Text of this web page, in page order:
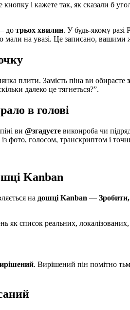
кнопку і кажете так, як сказали б
до трьох хвилин. У будь-якому разі
мали на увазі. Це записано, вашими
плити. Замість піна ви обираєте
далеко це тягнеться?”.
в голові
ви @згадуєте виконроба чи
фото, голосом, транскриптом і
Kanban
на дошці Kanban —
як список реальних,
. Вирішений пін помітно